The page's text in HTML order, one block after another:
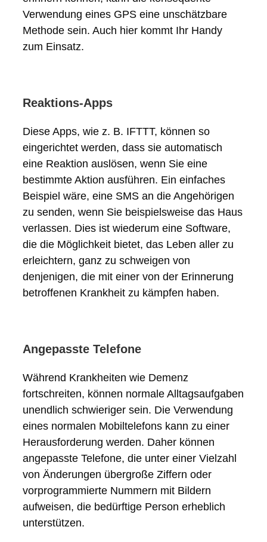
Verwendung eines GPS eine unschätzbare
Methode sein. Auch hier kommt Ihr Handy
zum Einsatz.
Reaktions-Apps
Diese Apps, wie z. B. IFTTT, können so
eingerichtet werden, dass sie automatisch
eine Reaktion auslösen, wenn Sie eine
bestimmte Aktion ausführen. Ein einfaches
Beispiel wäre, eine SMS an die Angehörigen
zu senden, wenn Sie beispielsweise das Haus
verlassen. Dies ist wiederum eine Software,
die die Möglichkeit bietet, das Leben aller zu
erleichtern, ganz zu schweigen von
denjenigen, die mit einer von der Erinnerung
betroffenen Krankheit zu kämpfen haben.
Angepasste Telefone
Während Krankheiten wie Demenz
fortschreiten, können normale Alltagsaufgaben
unendlich schwieriger sein. Die Verwendung
eines normalen Mobiltelefons kann zu einer
Herausforderung werden. Daher können
angepasste Telefone, die unter einer Vielzahl
von Änderungen übergroße Ziffern oder
vorprogrammierte Nummern mit Bildern
aufweisen, die bedürftige Person erheblich
unterstützen.